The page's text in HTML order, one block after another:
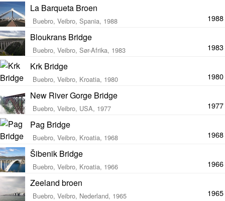
La Barqueta Broen
Buebro, Veibro, Spania, 1988 1988
Bloukrans Bridge
Buebro, Veibro, Sør-Afrika, 1983 1983
Krk Bridge
Buebro, Veibro, Kroatia, 1980 1980
New River Gorge Bridge
Buebro, Veibro, USA, 1977 1977
Pag Bridge
Buebro, Veibro, Kroatia, 1968 1968
Šibenik Bridge
Buebro, Veibro, Kroatia, 1966 1966
Zeeland broen
Buebro, Veibro, Nederland, 1965 1965